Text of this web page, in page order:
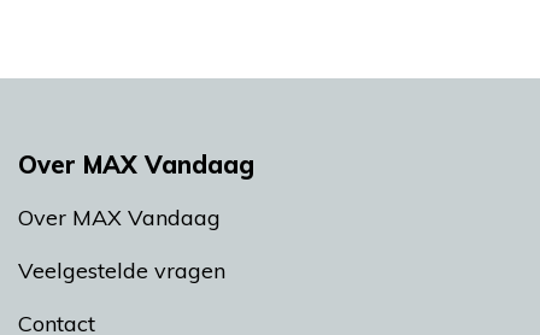
Over MAX Vandaag
Over MAX Vandaag
Veelgestelde vragen
Contact